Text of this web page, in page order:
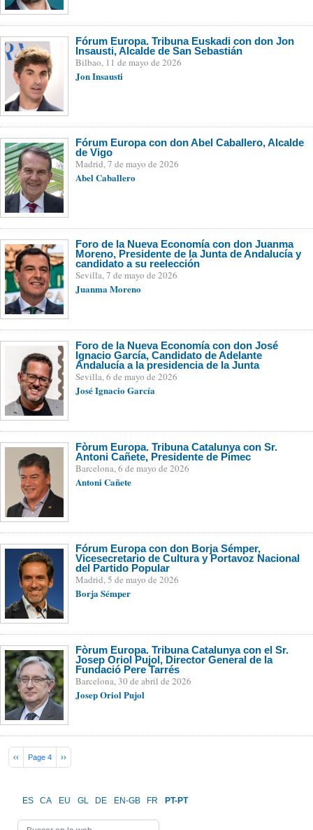
Fórum Europa. Tribuna Euskadi con don Jon
Insausti, Alcalde de San Sebastián
Bilbao, 11 de mayo de 2026
Jon Insausti
Fórum Europa con don Abel Caballero, Alcalde
de Vigo
Madrid, 7 de mayo de 2026
Abel Caballero
Foro de la Nueva Economía con don Juanma
Moreno, Presidente de la Junta de Andalucía y
candidato a su reelección
Sevilla, 7 de mayo de 2026
Juanma Moreno
Foro de la Nueva Economía con don José
Ignacio García, Candidato de Adelante
Andalucía a la presidencia de la Junta
Sevilla, 6 de mayo de 2026
José Ignacio García
Fòrum Europa. Tribuna Catalunya con Sr.
Antoni Cañete, Presidente de Pimec
Barcelona, 6 de mayo de 2026
Antoni Cañete
Fórum Europa con don Borja Sémper,
Vicesecretario de Cultura y Portavoz Nacional
del Partido Popular
Madrid, 5 de mayo de 2026
Borja Sémper
Fòrum Europa. Tribuna Catalunya con el Sr.
Josep Oriol Pujol, Director General de la
Fundació Pere Tarrés
Barcelona, 30 de abril de 2026
Josep Oriol Pujol
Pagination
Previous page
‹‹ Page 4 Next page
››
ES CA EU GL DE EN-GB FR PT-PT